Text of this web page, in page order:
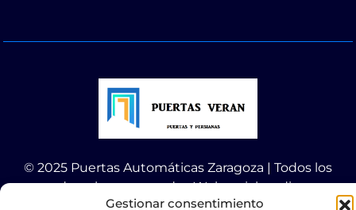
Gestionar consentimiento
© 2025 Puertas Automáticas Zaragoza | Todos los
derechos reservados Websocialmedia